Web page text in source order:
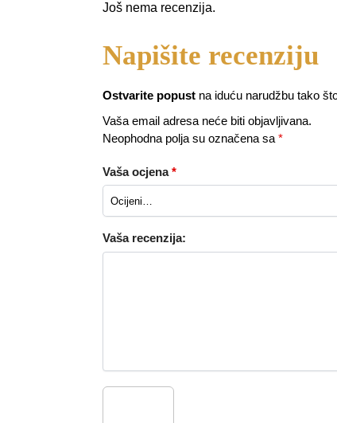
Još nema recenzija.
Ostvarite popustna iduću narudžbu tako
Vaša email adresa neće biti objavljivana.
Neophodna polja su označena sa *
Vaša ocjena*
Vaša recenzija: